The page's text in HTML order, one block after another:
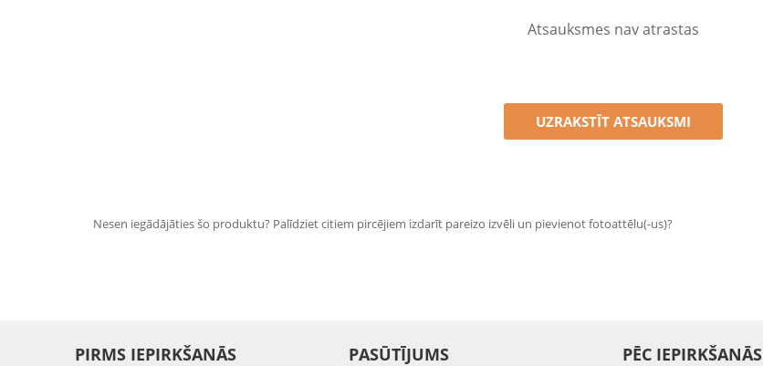
Atsauksmes nav atrastas
UZRAKSTĪT ATSAUKSMI
Nesen iegādājāties šo produktu? Palīdziet citiem pircējiem izdarīt pareizo izvēli un pievienot fotoattēlu(-us)?
PIRMS IEPIRKŠANĀS PASŪTĪJUMS PĒC IEPIRKŠANĀS